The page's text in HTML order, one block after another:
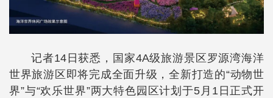
记者14日获悉，国家4A级旅游景区罗源湾海洋
世界旅游区即将完成全面升级，全新打造的“动物世
界”与“欢乐世界”两大特色园区计划于5月1日正式开